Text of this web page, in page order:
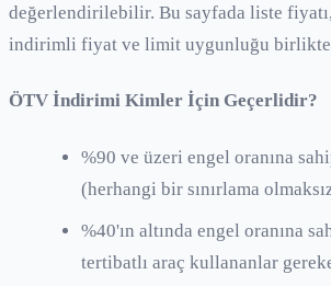
değerlendirilebilir. Bu sayfada liste
indirimli fiyat ve limit uygunluğu
ÖTV İndirimi Kimler İçin Geçerlidir?
%90 ve üzeri engel oranına
(herhangi bir sınırlama
%40'ın altında engel oranına
tertibatlı araç kullananlar